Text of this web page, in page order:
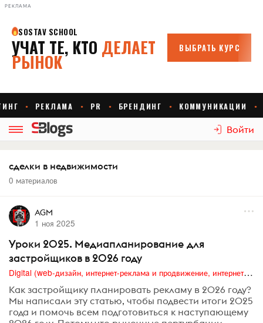
РЕКЛАМА
Войти
сделки в недвижимости
0 материалов
AGM
1 ноя 2025
Уроки 2025. Медиапланирование для
застройщиков в 2026 году
Digital (web-дизайн, интернет-реклама и продвижение, интернет-сообщества и блоги, интернет-коммуникации, мобильный маркетинг, реклама на цифровых экранах)
Как застройщику планировать рекламу в 2026 году?
Мы написали эту статью, чтобы подвести итоги 2025
года и помочь всем подготовиться к наступающему